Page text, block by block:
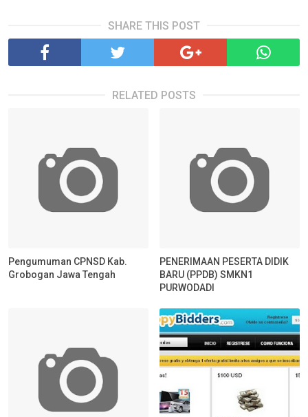
SHARE THIS POST
RELATED POSTS
Pengumuman CPNSD Kab.
Grobogan Jawa Tengah
PENERIMAAN PESERTA DIDIK
BARU (PPDB) SMKN1
PURWODADI